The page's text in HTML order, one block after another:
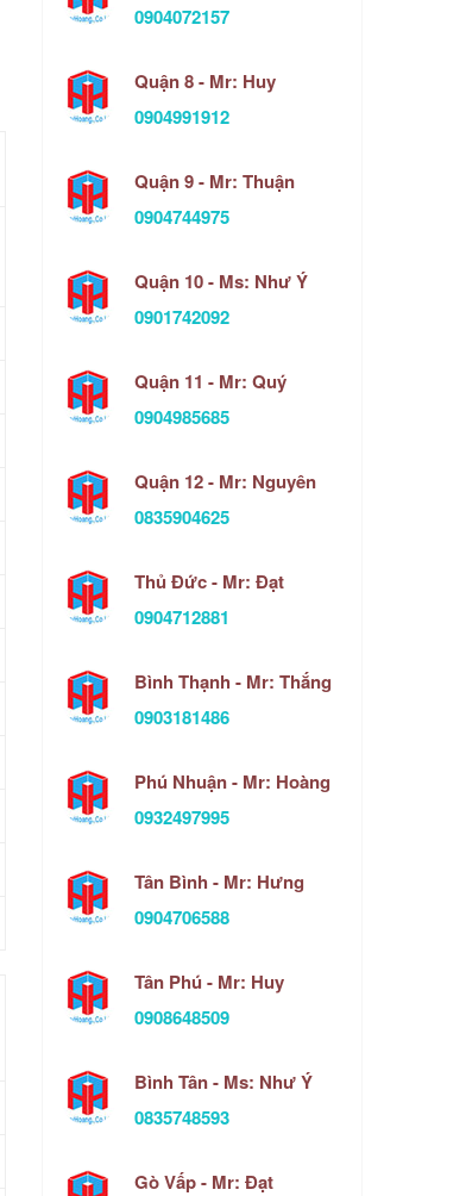
0904072157
Quận 8 - Mr: Huy
0904991912
Quận 9 - Mr: Thuận
0904744975
Quận 10 - Ms: Như Ý
0901742092
Quận 11 - Mr: Quý
0904985685
Quận 12 - Mr: Nguyên
0835904625
Thủ Đức - Mr: Đạt
0904712881
Bình Thạnh - Mr: Thắng
0903181486
Phú Nhuận - Mr: Hoàng
0932497995
Tân Bình - Mr: Hưng
0904706588
Tân Phú - Mr: Huy
0908648509
Bình Tân - Ms: Như Ý
0835748593
Gò Vấp - Mr: Đạt